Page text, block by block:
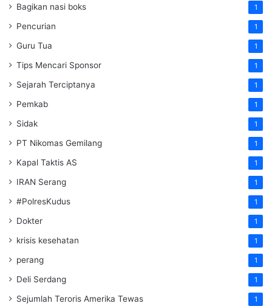
Bagikan nasi boks 1
Pencurian 1
Guru Tua 1
Tips Mencari Sponsor 1
Sejarah Terciptanya 1
Pemkab 1
Sidak 1
PT Nikomas Gemilang 1
Kapal Taktis AS 1
IRAN Serang 1
#PolresKudus 1
Dokter 1
krisis kesehatan 1
perang 1
Deli Serdang 1
Sejumlah Teroris Amerika Tewas 1